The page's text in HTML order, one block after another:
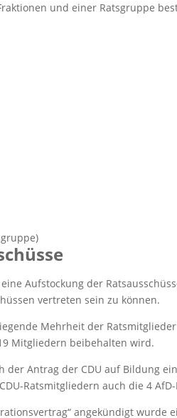
und einer Ratsgruppe
eine Aufstockung der
vertreten sein zu können.
Mehrheit der
Mitgliedern beibehalten wird.
der Antrag der CDU auf Bildung
Ratsmitgliedern auch die 4
angekündigt